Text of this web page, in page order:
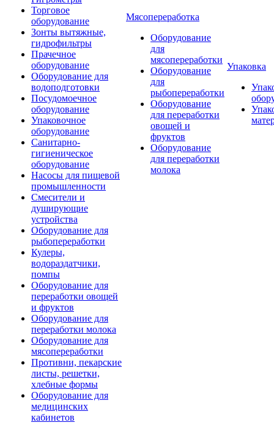
Торговое
оборудование
Зонты вытяжные,
гидрофильтры
Прачечное
оборудование
Оборудование для
водоподготовки
Посудомоечное
оборудование
Упаковочное
оборудование
Санитарно-
гигиеническое
оборудование
Насосы для пищевой
промышленности
Смесители и
душирующие
устройства
Оборудование для
рыбопереработки
Кулеры,
водораздатчики,
помпы
Оборудование для
переработки овощей
и фруктов
Оборудование для
переработки молока
Оборудование для
мясопереработки
Противни, пекарские
листы, решетки,
хлебные формы
Оборудование для
медицинских
кабинетов
Мясопереработка
Оборудование
для
мясопереработки
Оборудование
для
рыбопереработки
Оборудование
для переработки
овощей и
фруктов
Оборудование
для переработки
молока
Упаковка